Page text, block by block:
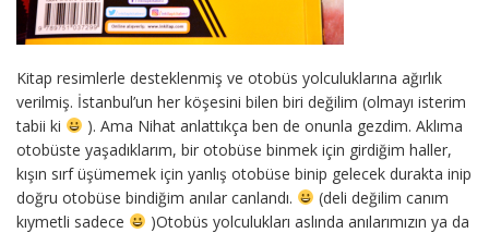
Kitap resimlerle desteklenmiş ve otobüs yolculuklarına ağırlık
verilmiş. İstanbul’un her köşesini bilen biri değilim (olmayı isterim
tabii ki
). Ama Nihat anlattıkça ben de onunla gezdim. Aklıma
otobüste yaşadıklarım, bir otobüse binmek için girdiğim haller,
kışın sırf üşümemek için yanlış otobüse binip gelecek durakta inip
doğru otobüse bindiğim anılar canlandı.
(deli değilim canım
kıymetli sadece
)Otobüs yolculukları aslında anılarımızın ya da